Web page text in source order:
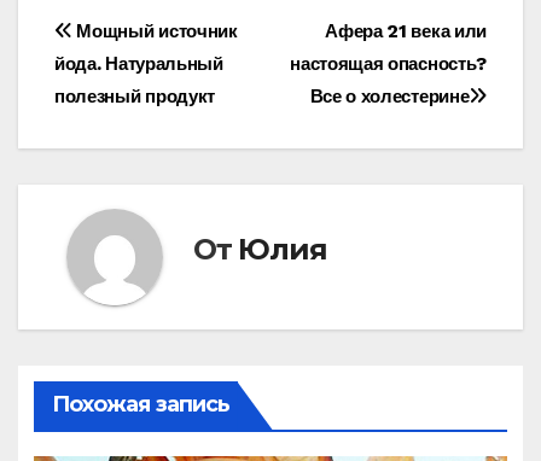
Навигация
по
записям
Афера 21 века или
настоящая опасность?
Все о холестерине
Мощный источник
йода. Натуральный
полезный продукт
От Юлия
Похожая запись